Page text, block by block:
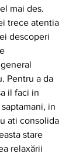
mai des.
trece atentia
descoperi
Pentru a da
il faci in
in
ati consolida
stare
relaxării